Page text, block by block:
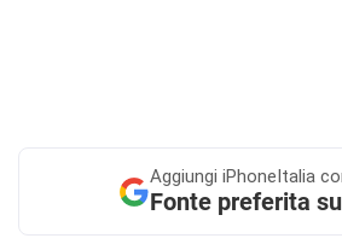
Aggiungi iPhoneItalia
Fonte preferita